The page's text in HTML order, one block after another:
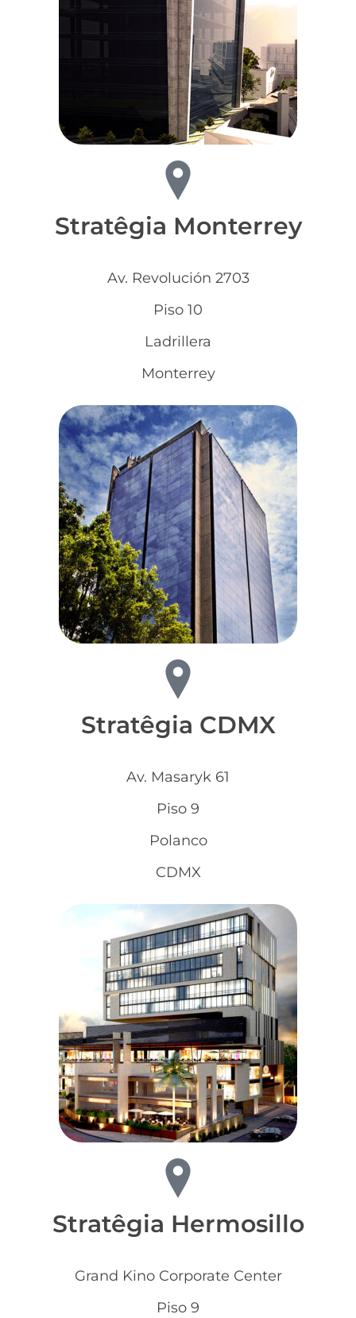
Stratêgia Monterrey
Av. Revolución 2703
Piso 10
Ladrillera
Monterrey
Stratêgia CDMX
Av. Masaryk 61
Piso 9
Polanco
CDMX
Stratêgia Hermosillo
Grand Kino Corporate Center
Piso 9